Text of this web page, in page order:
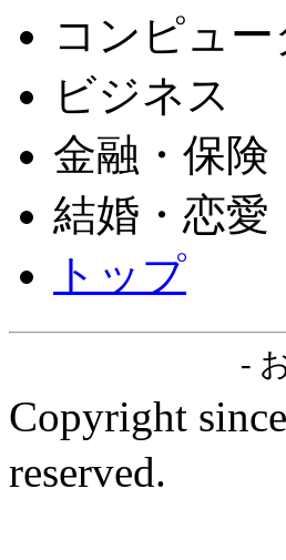
コンピュ
ビジネス
金融・保険
結婚・恋愛
トップ
-
Copyright
reserved.